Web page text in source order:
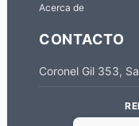
Acerca de
CONTACTO
Coronel Gil 353,